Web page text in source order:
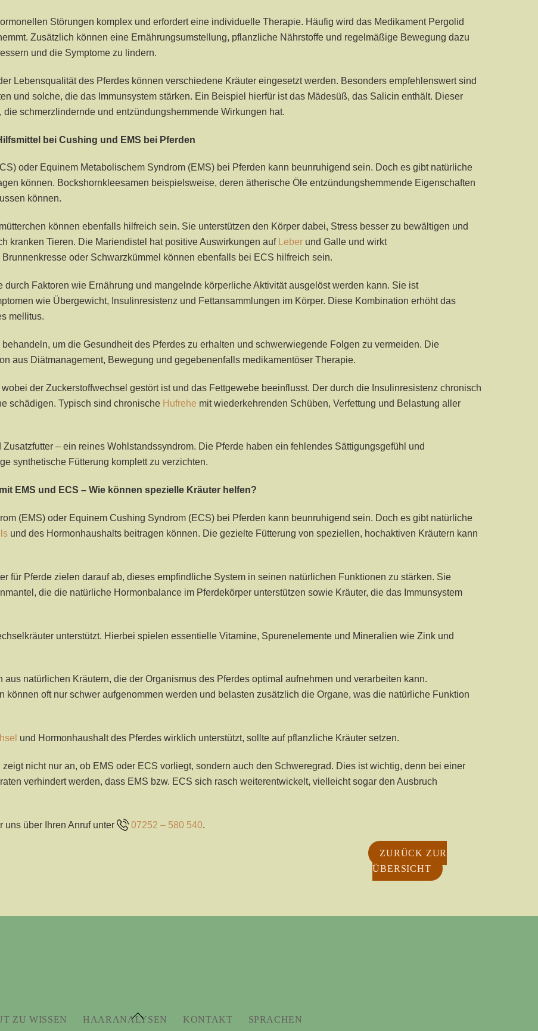
Störungen komplex und erfordert eine individuelle Therapie. Häufig wird das Medikament Pergolid
Zusätzlich können eine Ernährungsumstellung, pflanzliche Nährstoffe und regelmäßige Bewegung dazu
und die Symptome zu lindern.
Lebensqualität des Pferdes können verschiedene Kräuter eingesetzt werden. Besonders empfehlenswert sind
und solche, die das Immunsystem stärken. Ein Beispiel hierfür ist das Mädesüß, das Salicin enthält. Dieser
schmerzlindernde und entzündungshemmende Wirkungen hat.
bei Cushing und EMS bei Pferden
oder Equinem Metabolischem Syndrom (EMS) bei Pferden kann beunruhigend sein. Doch es gibt natürliche
können. Bockshornkleesamen beispielsweise, deren ätherische Öle entzündungshemmende Eigenschaften
können.
können ebenfalls hilfreich sein. Sie unterstützen den Körper dabei, Stress besser zu bewältigen und
kranken Tieren. Die Mariendistel hat positive Auswirkungen auf
Leber und Galle und wirkt
oder Schwarzkümmel können ebenfalls bei ECS hilfreich sein.
durch Faktoren wie Ernährung und mangelnde körperliche Aktivität ausgelöst werden kann. Sie ist
wie Übergewicht, Insulinresistenz und Fettansammlungen im Körper. Diese Kombination erhöht das
mellitus.
um die Gesundheit des Pferdes zu erhalten und schwerwiegende Folgen zu vermeiden. Die
aus Diätmanagement, Bewegung und gegebenenfalls medikamentöser Therapie.
der Zuckerstoffwechsel gestört ist und das Fettgewebe beeinflusst. Der durch die Insulinresistenz chronisch
schädigen. Typisch sind chronische Hufrehe mit wiederkehrenden Schüben, Verfettung und Belastung aller
– ein reines Wohlstandssyndrom. Die Pferde haben ein fehlendes Sättigungsgefühl und
synthetische Fütterung komplett zu verzichten.
EMS und ECS – Wie können spezielle Kräuter helfen?
(EMS) oder Equinem Cushing Syndrom (ECS) bei Pferden kann beunruhigend sein. Doch es gibt natürliche
und des Hormonhaushalts beitragen können. Die gezielte Fütterung von speziellen, hochaktiven Kräutern kann
für Pferde zielen darauf ab, dieses empfindliche System in seinen natürlichen Funktionen zu stärken. Sie
die die natürliche Hormonbalance im Pferdekörper unterstützen sowie Kräuter, die das Immunsystem
unterstützt. Hierbei spielen essentielle Vitamine, Spurenelemente und Mineralien wie Zink und
natürlichen Kräutern, die der Organismus des Pferdes optimal aufnehmen und verarbeiten kann.
können oft nur schwer aufgenommen werden und belasten zusätzlich die Organe, was die natürliche Funktion
und Hormonhaushalt des Pferdes wirklich unterstützt, sollte auf pflanzliche Kräuter setzen.
zeigt nicht nur an, ob EMS oder ECS vorliegt, sondern auch den Schweregrad. Dies ist wichtig, denn bei einer
verhindert werden, dass EMS bzw. ECS sich rasch weiterentwickelt, vielleicht sogar den Ausbruch
über Ihren Anruf unter 07252 – 580 540.
ZURÜCK ZUR
ÜBERSICHT
Back
ZU WISSEN HAARANALYSEN KONTAKT SPRACHEN